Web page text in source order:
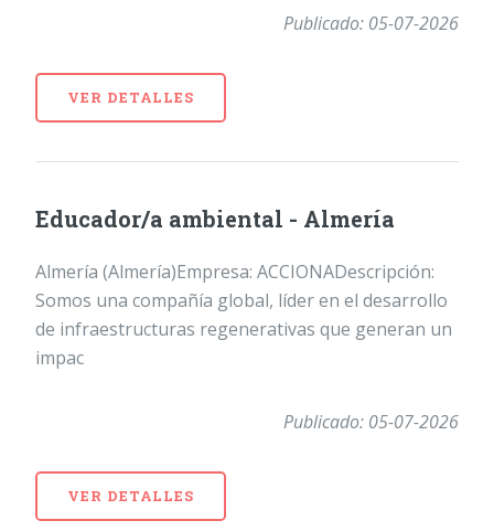
Publicado: 05-07-2026
VER DETALLES
Educador/a ambiental - Almería
Almería (Almería)Empresa: ACCIONADescripción:
Somos una compañía global, líder en el desarrollo
de infraestructuras regenerativas que generan un
impac
Publicado: 05-07-2026
VER DETALLES